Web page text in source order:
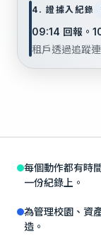
4. 證據入紀錄
09:14 回報。
租戶透過追蹤
每個動作都有時
一份紀錄上。
為管理校園、資
造。